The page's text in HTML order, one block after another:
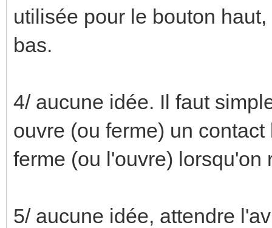
utilisée pour le bouton
bas.
4/ aucune idée. Il faut
ouvre (ou ferme) un
ferme (ou l'ouvre) lorsqu'on
5/ aucune idée, attendre